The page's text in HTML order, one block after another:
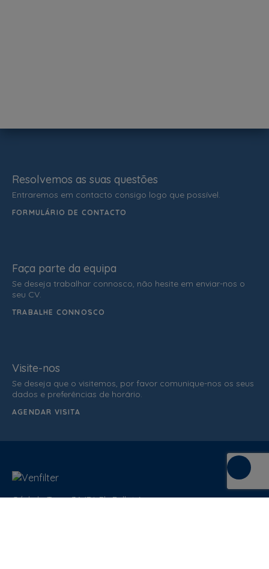
C/ de la Terra, 36 (P.I. Els Bellots)
Resolvemos as suas questões
Entraremos em contacto consigo logo que possível.
FORMULÁRIO DE CONTACTO
Faça parte da equipa
Se deseja trabalhar connosco, não hesite em enviar-nos o
seu CV.
TRABALHE CONNOSCO
Visite-nos
Se deseja que o visitemos, por favor comunique-nos os seus
dados e preferências de horário.
AGENDAR VISITA